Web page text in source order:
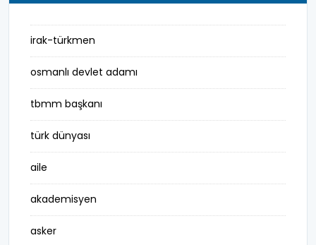
irak-türkmen
osmanlı devlet adamı
tbmm başkanı
türk dünyası
aile
akademisyen
asker